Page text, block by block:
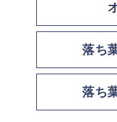
落ち
落ち